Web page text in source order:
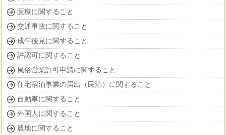
医療に関すること
交通事故に関すること
成年後見に関すること
許認可に関すること
風俗営業許可申請に関すること
住宅宿泊事業の届出（民泊）に関すること
自動車に関すること
外国人に関すること
農地に関すること